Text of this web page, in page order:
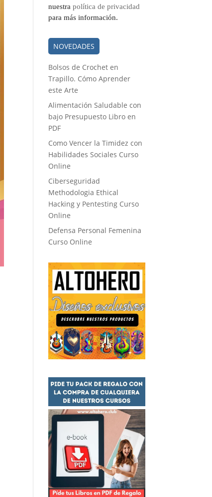
nuestrapolítica de privacidad
para más información.
NOVEDADES
Bolsos de Crochet en
Trapillo. Cómo Aprender
este Arte
Alimentación Saludable con
bajo Presupuesto Libro en
PDF
Como Vencer la Timidez con
Habilidades Sociales Curso
Online
Ciberseguridad
Methodologia Ethical
Hacking y Pentesting Curso
Online
Defensa Personal Femenina
Curso Online